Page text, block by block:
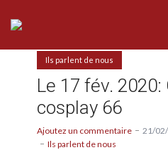
Ils parlent de nous
Le 17 fév. 2020:
cosplay 66
Ajoutez un commentaire 21/
Ils parlent de nous